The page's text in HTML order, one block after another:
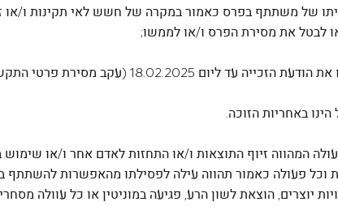
של משתתף בפרס כאמור במקרה של חשש לאי תקינות ו/
לבטל את מסירת הפרס ו/או לממשו;
המהווה זיוף התוצאות ו/או התחזות לאדם אחר ו/או
פעולה כאמור תהווה עילה לפסילתו מהאפשרות
יוצרים, הוצאת לשון הרע, פגיעה במוניטין או כל עוולה